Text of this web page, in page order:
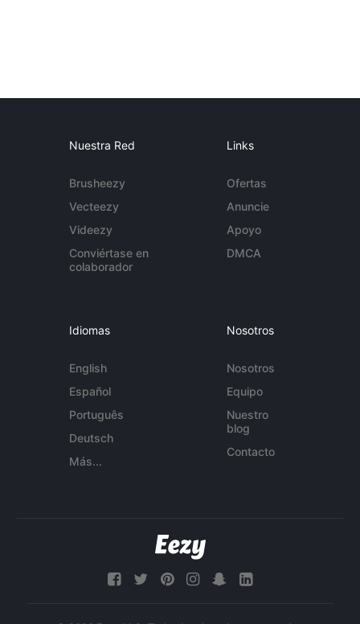
Nuestra Red
Brusheezy
Vecteezy
Videezy
Conviértase en
colaborador
Links
Ofertas
Anuncie
Apoyo
DMCA
Idiomas
English
Español
Português
Deutsch
Más...
Nosotros
Nosotros
Equipo
Nuestro
blog
Contacto